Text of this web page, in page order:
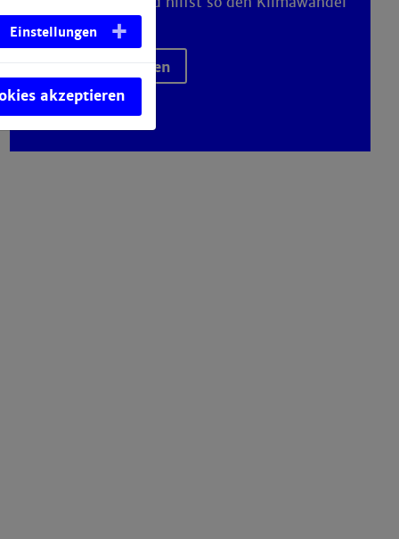
zu stoppen.
mehr erfahren
Einstellungen
akzeptieren